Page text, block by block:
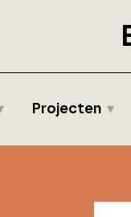
Projecten